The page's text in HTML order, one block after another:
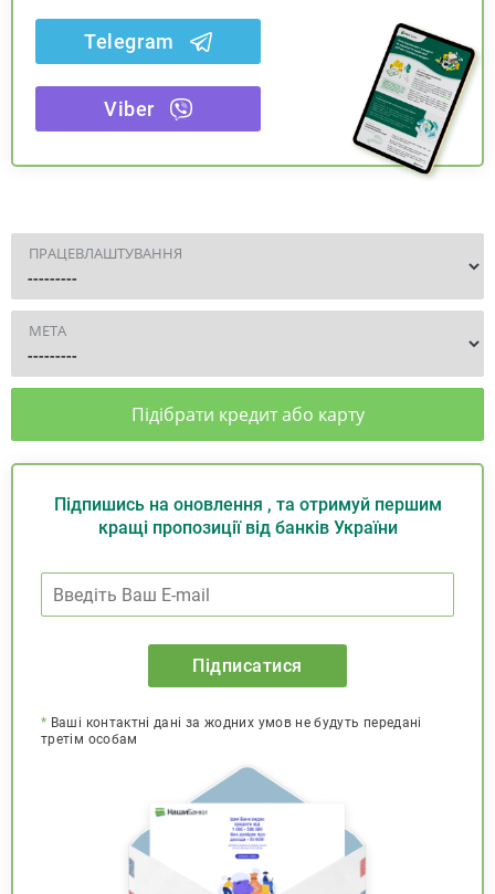
Telegram
Viber
ПРАЦЕВЛАШТУВАННЯ
МЕТА
Підібрати кредит або карту
Підпишись на оновлення , та отримуй першим
кращі пропозиції від банків України
Підписатися
* Ваші контактні дані за жодних умов не будуть передані
третім особам